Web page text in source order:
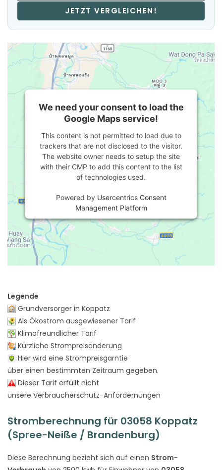
JETZT VERGLEICHEN!
We need your consent to load the
Google Maps service!
This content is not permitted to load due to
trackers that are not disclosed to the visitor.
The website owner needs to setup the site
with their CMP to add this content to the list
of technologies used.
Powered by Usercentrics Consent
Management Platform
Legende
Grundversorger in Koppatz
Als Ökostrom ausgewiesener Tarif
Klimafreundlicher Tarif
Kürzliche Strompreisänderung
Hier wird eine Strompreisgarntie
über einen bestimmten Zeitraum gegeben.
Dieser Tarif erfüllt nicht
unsere Verbraucherschutz-Anfordernungen
Stromberechnung für 03058 Koppatz
(Spree-Neiße / Brandenburg)
Diese Berechnung bezieht sich auf einen Strom-